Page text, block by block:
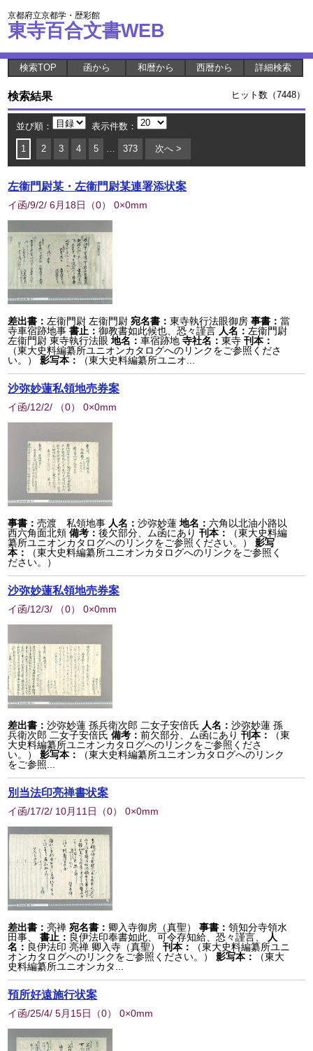
京都府立京都学・歴彩館
東寺百合文書WEB
検索TOP 函から 和暦から 西暦から 詳細検索
検索結果 ヒット数（7448）
並び順： 表示件数：
1 2 3 4 5 … 373 次へ >
左衞門尉某・左衞門尉某連署添状案
イ函/9/2/ 6月18日 （0） 0×0mm
差出書： 左衞門尉 左衞門尉 宛名書：東寺執行法眼御房 事書：當
寺車宿跡地事 書止：御教書如此候也、恐々謹言 人名： 左衞門尉
左衞門尉 東寺執行法眼 地名：車宿跡地 寺社名：東寺 刊本：
（東大史料編纂所ユニオンカタログへのリンクをご参照くださ
い。）
影写本： （東大史料編纂所ユニオ...
沙弥妙蓮私領地売券案
イ函/12/2/ （0） 0×0mm
事書：売渡 私領地事 人名：沙弥妙蓮 地名：六角以北油小路以
西六角面北頬 備考：後欠部分、ム函にあり 刊本：
（東大史料編
纂所ユニオンカタログへのリンクをご参照ください。）
影写
本：
（東大史料編纂所ユニオンカタログへのリンクをご参照く
ださい。）
沙弥妙蓮私領地売券案
イ函/12/3/ （0） 0×0mm
差出書：沙弥妙蓮 孫兵衛次郎 二女子安倍氏 人名：沙弥妙蓮 孫
兵衛次郎 二女子安倍氏 備考：前欠部分、ム函にあり 刊本：
（東
大史料編纂所ユニオンカタログへのリンクをご参照くださ
い。）
影写本：
（東大史料編纂所ユニオンカタログへのリンク
をご参照...
別当法印亮禅書状案
イ函/17/2/ 10月11日 （0） 0×0mm
差出書：亮禅 宛名書： 卿入寺御房（真聖） 事書：領知分寺領水
田事、
書止： 良伊法印奉書如此、可令存知給、恐々謹言、
人
名： 良伊法印 亮禅 卿入寺（真聖） 刊本：
（東大史料編纂所ユニ
オンカタログへのリンクをご参照ください。）
影写本：
（東大
史料編纂所ユニオンカタ...
預所好遠施行状案
イ函/25/4/ 5月15日 （0） 0×0mm